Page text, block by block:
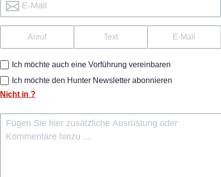
Anruf Text E-Mail
Ich möchte auch eine Vorführung vereinbaren
Ich möchte den Hunter Newsletter abonnieren
Nicht in ?